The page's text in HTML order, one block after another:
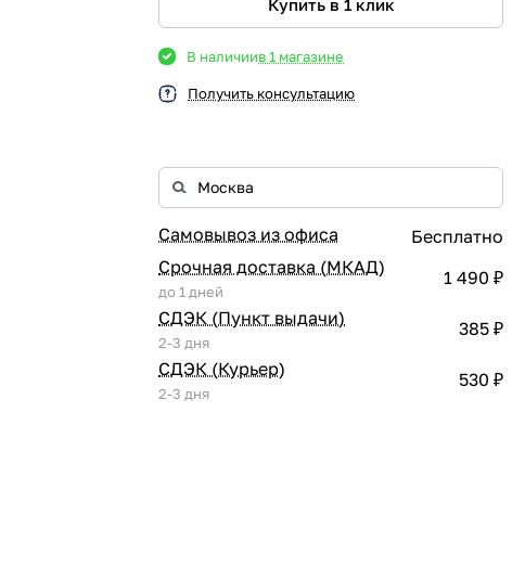
В наличиив 1 магазине
Получить консультацию
Самовывоз из офиса
Бесплатно
Срочная доставка (МКАД)
до 1 дней
1 490 ₽
СДЭК (Пункт выдачи)
2-3 дня
385 ₽
СДЭК (Курьер)
2-3 дня
530 ₽